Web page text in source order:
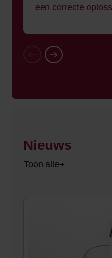
een correcte
VorigeVolgende
Nieuws
Toon alle